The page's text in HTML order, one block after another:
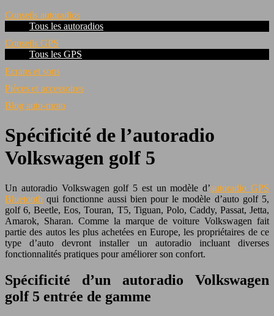
Conseils autoradios
Tous les autoradios
Conseils GPS
Tous les GPS
Ecrans et sons
Pièces et accessoires
Blog auto-moto
Spécificité de l’autoradio
Volkswagen golf 5
Un autoradio Volkswagen golf 5 est un modèle d’autoradio GPS
Bluetooth qui fonctionne aussi bien pour le modèle d’auto golf 5,
golf 6, Beetle, Eos, Touran, T5, Tiguan, Polo, Caddy, Passat, Jetta,
Amarok, Sharan. Comme la marque de voiture Volkswagen fait
partie des autos les plus achetées en Europe, les propriétaires de ce
type d’auto devront installer un autoradio incluant diverses
fonctionnalités pratiques pour améliorer son confort.
Spécificité d’un autoradio Volkswagen
golf 5 entrée de gamme